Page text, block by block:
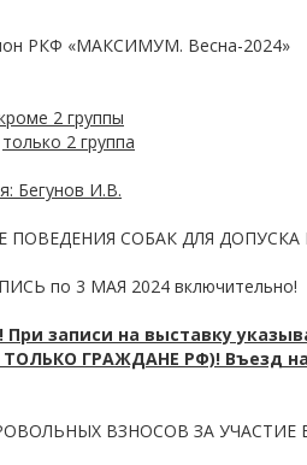
РКФ «МАКСИМУМ. Весна-2024»
2 группы
только 2 группа
Бегунов И.В.
СОБАК ДЛЯ ДОПУСКА
по 3 МАЯ 2024 включительно!
записи на выставку
ТОЛЬКО ГРАЖДАНЕ РФ)! Въезд
ВЗНОСОВ ЗА УЧАСТИЕ